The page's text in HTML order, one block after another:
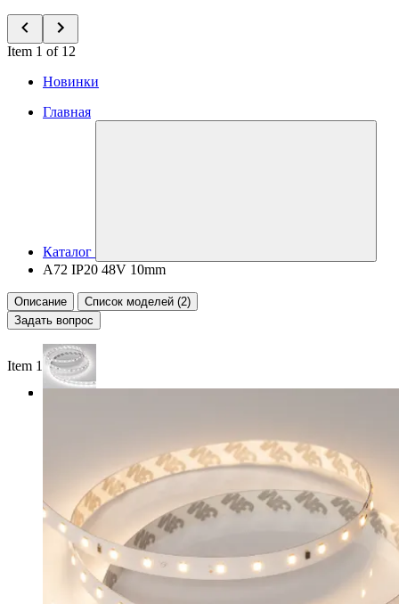
Item 1 of 12
Новинки
Главная
Каталог
A72 IP20 48V 10mm
Описание
Список моделей (2)
Задать вопрос
Item 1 of 3